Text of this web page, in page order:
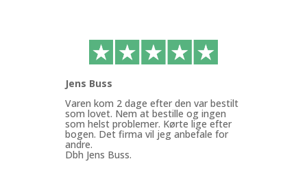
Jens Buss
Varen kom 2 dage efter den var bestilt
som lovet. Nem at bestille og ingen
som helst problemer. Kørte lige efter
bogen. Det firma vil jeg anbefale for
andre.
Dbh Jens Buss.